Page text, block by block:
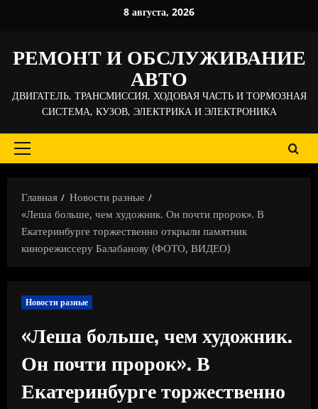
8 августа, 2026
РЕМОНТ И ОБСЛУЖИВАНИЕ
АВТО
ДВИГАТЕЛЬ, ТРАНСМИССИЯ, ХОДОВАЯ ЧАСТЬ И ТОРМОЗНАЯ
СИСТЕМА, КУЗОВ, ЭЛЕКТРИКА И ЭЛЕКТРОНИКА
Основное
Главная
Новости разные
«Леша больше, чем художник. Он почти пророк». В
Екатеринбурге торжественно открыли памятник
кинорежиссеру Балабанову (ФОТО, ВИДЕО)
Новости разные
«Леша больше, чем художник.
Он почти пророк». В
Екатеринбурге торжественно